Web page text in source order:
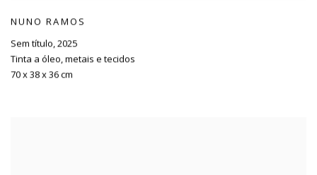
NUNO RAMOS
Sem título,2025
Tinta a óleo,metais e tecidos
70 x 38 x 36 cm